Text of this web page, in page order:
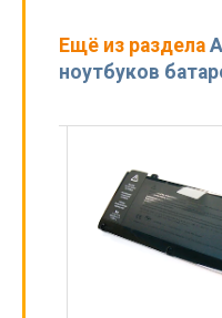
Ещё из раздела
ноутбуков